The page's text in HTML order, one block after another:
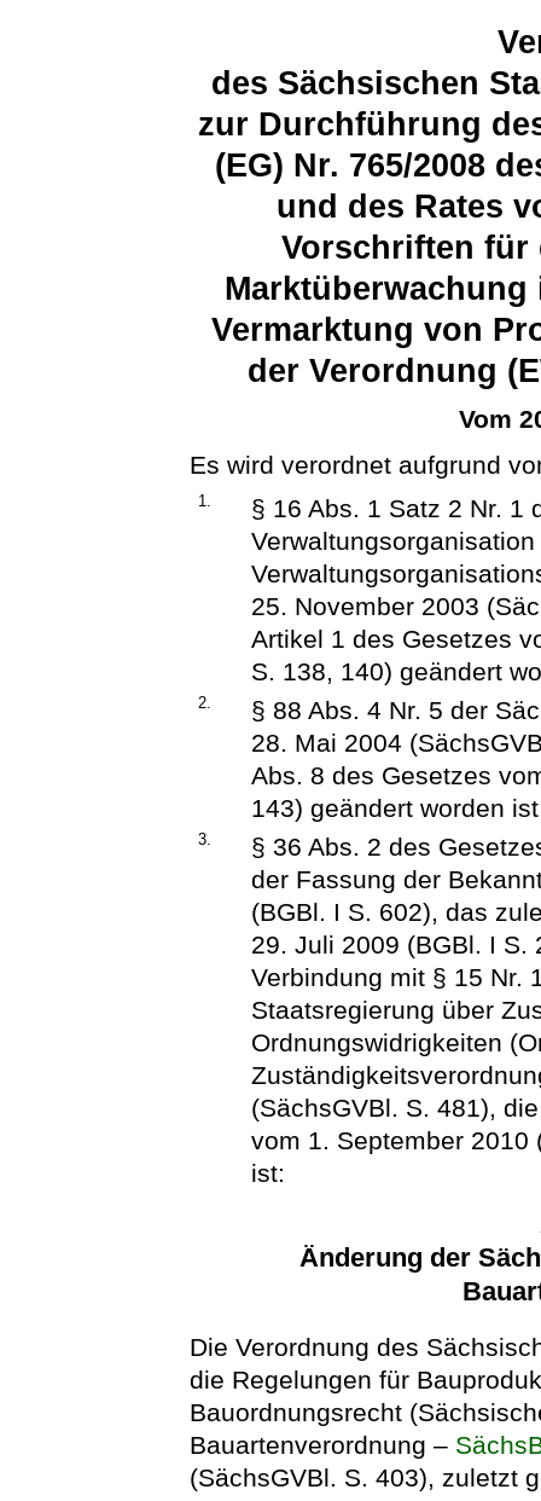
des Sächsischen
zur Durchführung
(EG) Nr. 765/2008
und des Rates
Vorschriften
Vermarktung von
der Verordnung
Vom
Es wird verordnet aufgrund
1.
§ 16 Abs. 1 Satz 2 Nr. 1
25. November 2003
Artikel 1 des Gesetzes
S. 138, 140) geändert
2.
§ 88 Abs. 4 Nr. 5 der
28. Mai 2004
Abs. 8 des Gesetzes
143) geändert worden
3.
§ 36 Abs. 2 des
der Fassung der
(BGBl. I S. 602), das
29. Juli 2009 (BGBl. I S.
Verbindung mit § 15 Nr.
Staatsregierung über
Ordnungswidrigkeiten
(SächsGVBl. S. 481),
vom 1. September 2010
ist:
Änderung der
Die Verordnung des
die Regelungen für
Bauordnungsrecht
Bauartenverordnung –
(SächsGVBl. S. 403), zuletzt